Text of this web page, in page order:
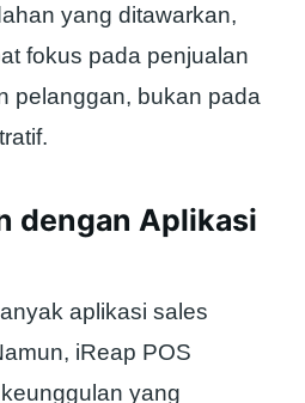
yang ditawarkan,
fokus pada penjualan
pelanggan, bukan pada
dengan Aplikasi
aplikasi sales
iReap POS
yang